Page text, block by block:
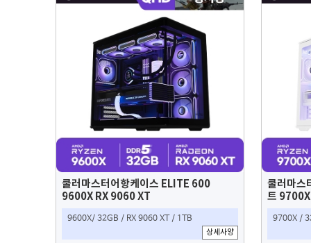
쿨러마스터어항케이스 ELITE 600
9600X RX 9060 XT
9600X/ 32GB / RX 9060 XT / 1TB
상세사양
쿨러마스
트
9700X /